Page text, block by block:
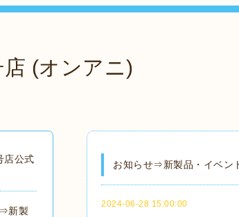
(オンアニ)
お知らせ⇒新製品・イベン
2024-06-28 15:00:00
店公式
新製